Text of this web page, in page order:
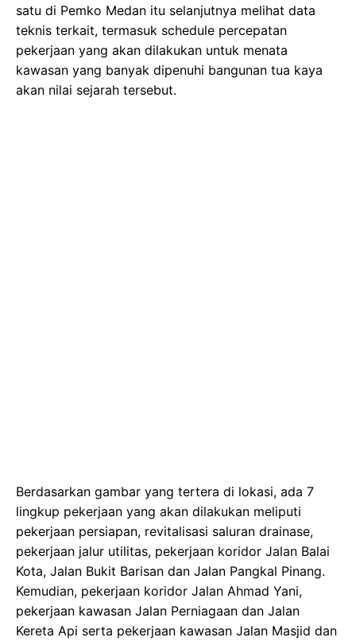
satu di Pemko Medan itu selanjutnya melihat data
teknis terkait, termasuk schedule percepatan
pekerjaan yang akan dilakukan untuk menata
kawasan yang banyak dipenuhi bangunan tua kaya
akan nilai sejarah tersebut.
Berdasarkan gambar yang tertera di lokasi, ada 7
lingkup pekerjaan yang akan dilakukan meliputi
pekerjaan persiapan, revitalisasi saluran drainase,
pekerjaan jalur utilitas, pekerjaan koridor Jalan Balai
Kota, Jalan Bukit Barisan dan Jalan Pangkal Pinang.
Kemudian, pekerjaan koridor Jalan Ahmad Yani,
pekerjaan kawasan Jalan Perniagaan dan Jalan
Kereta Api serta pekerjaan kawasan Jalan Masjid dan